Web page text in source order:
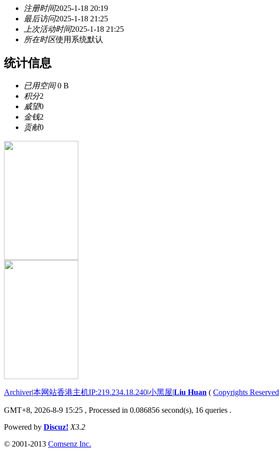
注册时间2025-1-18 20:19
最后访问2025-1-18 21:25
上次活动时间2025-1-18 21:25
所在时区使用系统默认
统计信息
已用空间0 B
积分2
威望0
金钱2
贡献0
Archiver|本网站香港主机IP:219.234.18.240|小黑屋|Liu Huan ( Copyrights Reserved
GMT+8, 2026-8-9 15:25 , Processed in 0.086856 second(s), 16 queries .
Powered by Discuz! X3.2
© 2001-2013 Comsenz Inc.